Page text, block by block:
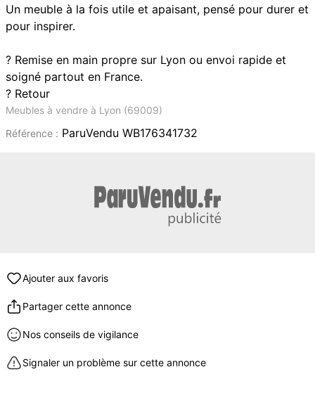
Un meuble à la fois utile et apaisant, pensé pour durer et
pour inspirer.
? Remise en main propre sur Lyon ou envoi rapide et
soigné partout en France.
? Retour
Meubles à vendre à Lyon (69009)
Référence : ParuVendu WB176341732
Ajouter aux favoris
Partager cette annonce
Nos conseils de vigilance
Signaler un problème sur cette annonce